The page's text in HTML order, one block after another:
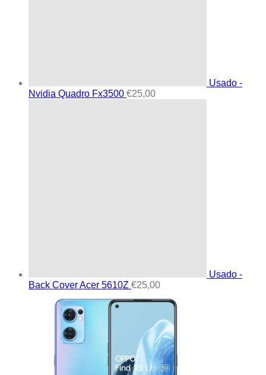
Usado -
Nvidia Quadro Fx3500 €25,00
Usado -
Back Cover Acer 5610Z €25,00